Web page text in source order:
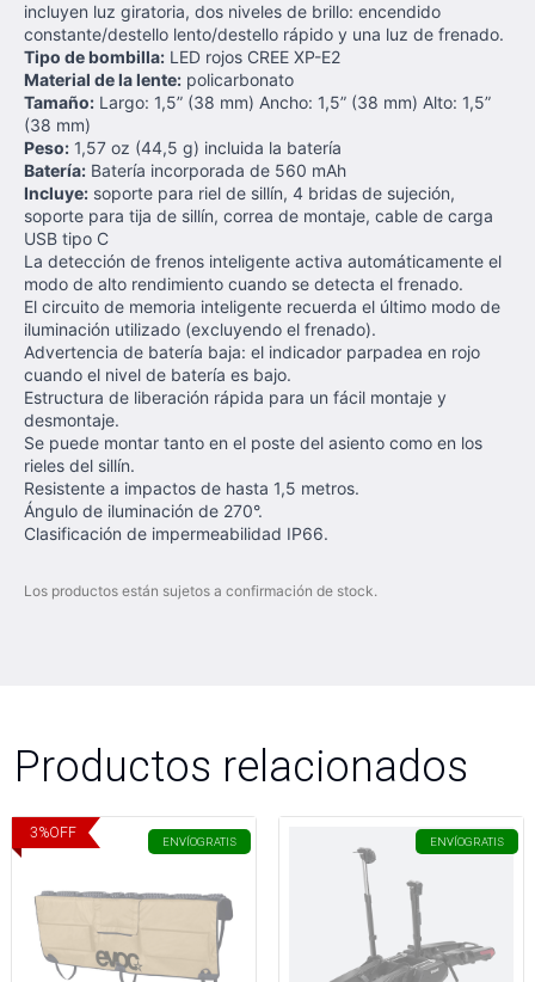
incluyen luz giratoria, dos niveles de brillo: encendido
constante/destello lento/destello rápido y una luz de frenado.
Tipo de bombilla: LED rojos CREE XP-E2
Material de la lente: policarbonato
Tamaño: Largo: 1,5” (38 mm) Ancho: 1,5” (38 mm) Alto: 1,5”
(38 mm)
Peso: 1,57 oz (44,5 g) incluida la batería
Batería: Batería incorporada de 560 mAh
Incluye: soporte para riel de sillín, 4 bridas de sujeción,
soporte para tija de sillín, correa de montaje, cable de carga
USB tipo C
La detección de frenos inteligente activa automáticamente el
modo de alto rendimiento cuando se detecta el frenado.
El circuito de memoria inteligente recuerda el último modo de
iluminación utilizado (excluyendo el frenado).
Advertencia de batería baja: el indicador parpadea en rojo
cuando el nivel de batería es bajo.
Estructura de liberación rápida para un fácil montaje y
desmontaje.
Se puede montar tanto en el poste del asiento como en los
rieles del sillín.
Resistente a impactos de hasta 1,5 metros.
Ángulo de iluminación de 270°.
Clasificación de impermeabilidad IP66.
Los productos están sujetos a confirmación de stock.
Productos relacionados
3%OFF
ENVÍOGRATIS ENVÍOGRATIS